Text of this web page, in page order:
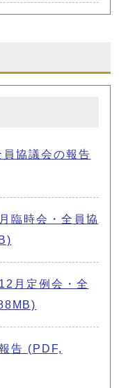
協議会の報告
臨時会・全員協
月定例会・全
告 (PDF,